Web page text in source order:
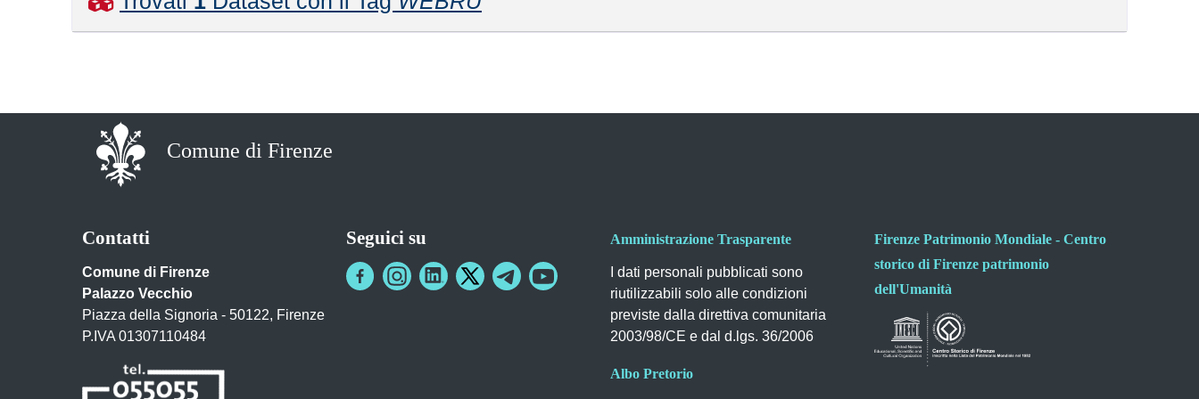
Comune di Firenze
Contatti
Comune di Firenze
Palazzo Vecchio
Piazza della Signoria - 50122, Firenze
P.IVA 01307110484
Seguici su Amministrazione Trasparente
I dati personali pubblicati sono
riutilizzabili solo alle condizioni
previste dalla direttiva comunitaria
2003/98/CE e dal d.lgs. 36/2006
Albo Pretorio
Firenze Patrimonio Mondiale - Centro
storico di Firenze patrimonio
dell'Umanità